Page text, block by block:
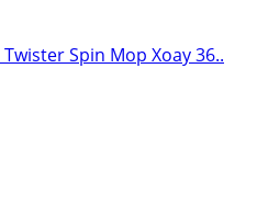
Spin Mop Xoay 36..